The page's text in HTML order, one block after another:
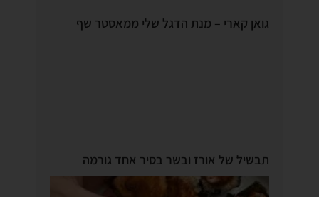
גואן קארי – מנת הדגל שלי ממאסטר שף
תבשיל של אורז ובשר בסיר אחד גורמה